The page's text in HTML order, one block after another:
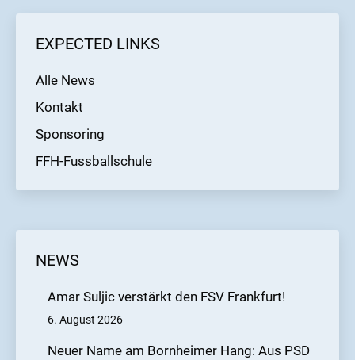
EXPECTED LINKS
Alle News
Kontakt
Sponsoring
FFH-Fussballschule
NEWS
Amar Suljic verstärkt den FSV Frankfurt!
6. August 2026
Neuer Name am Bornheimer Hang: Aus PSD